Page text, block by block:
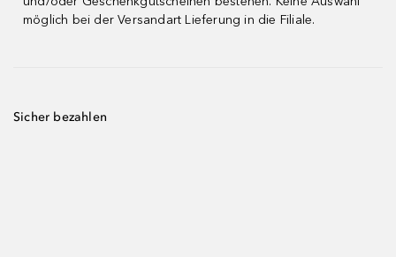
möglich bei der Versandart Lieferung in die Filiale.
Sicher bezahlen